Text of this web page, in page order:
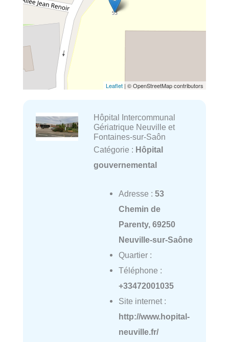
Leaflet | © OpenStreetMap contributors
Hôpital Intercommunal
Gériatrique Neuville et
Fontaines-sur-Saôn
Catégorie : Hôpital
gouvernemental
Adresse : 53
Chemin de
Parenty, 69250
Neuville-sur-Saône
Quartier :
Téléphone :
+33472001035
Site internet :
http://www.hopital-
neuville.fr/